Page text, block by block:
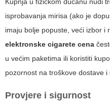
Kupnja u fizičkom dućanu nudi
isprobavanja mirisa (ako je
imaju bolje popuste, veći izbor i
elektronske cigarete cena
u većim paketima ili koristiti
pozornost na troškove dostave
Provjere i sigurnost